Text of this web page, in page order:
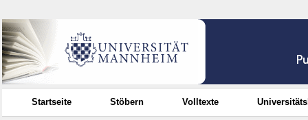
Startseite Stöbern Volltexte